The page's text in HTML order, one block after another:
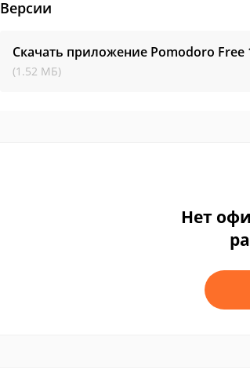
Версии
Скачать приложение Pomodoro Free
(1.52 МБ)
Нет